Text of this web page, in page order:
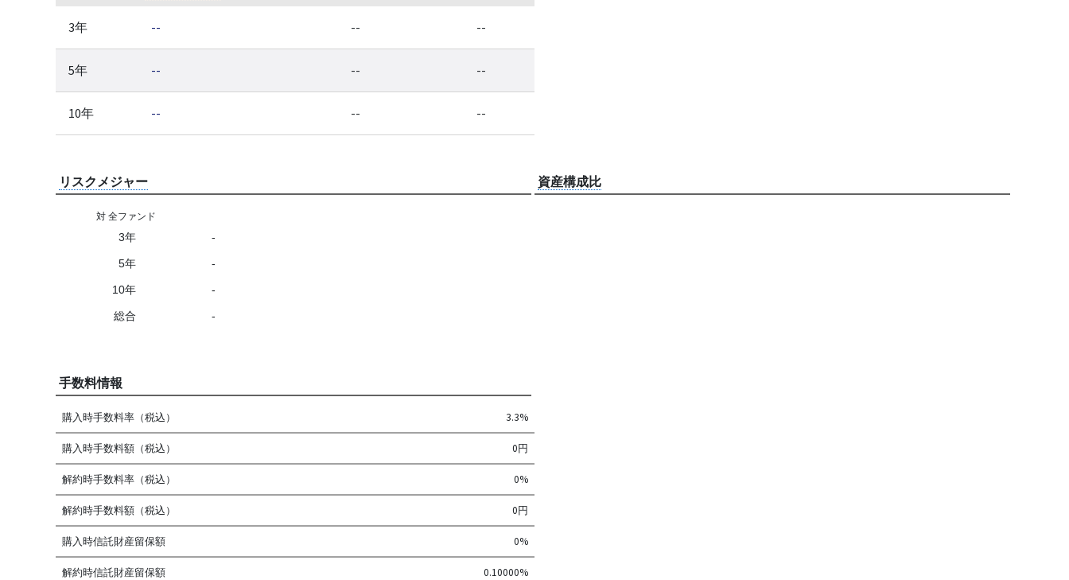
3年 -- -- --
5年 -- -- --
10年 -- -- --
リスクメジャー
対 全ファンド
3年 -
5年 -
10年 -
総合 -
資産構成比
手数料情報
購入時手数料率（税込） 3.3%
購入時手数料額（税込） 0円
解約時手数料率（税込） 0%
解約時手数料額（税込） 0円
購入時信託財産留保額 0%
解約時信託財産留保額 0.10000%